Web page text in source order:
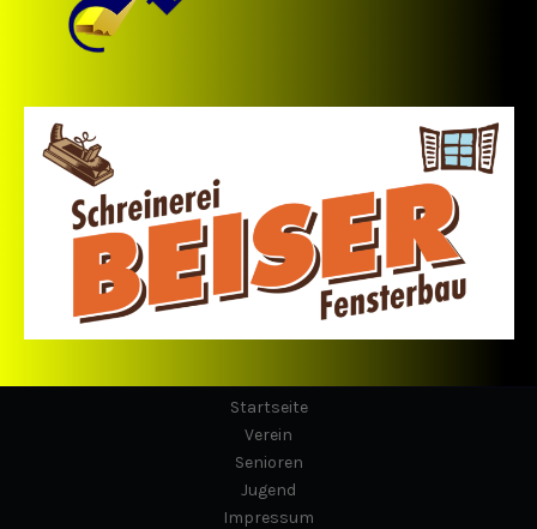
Startseite
Verein
Senioren
Jugend
Impressum